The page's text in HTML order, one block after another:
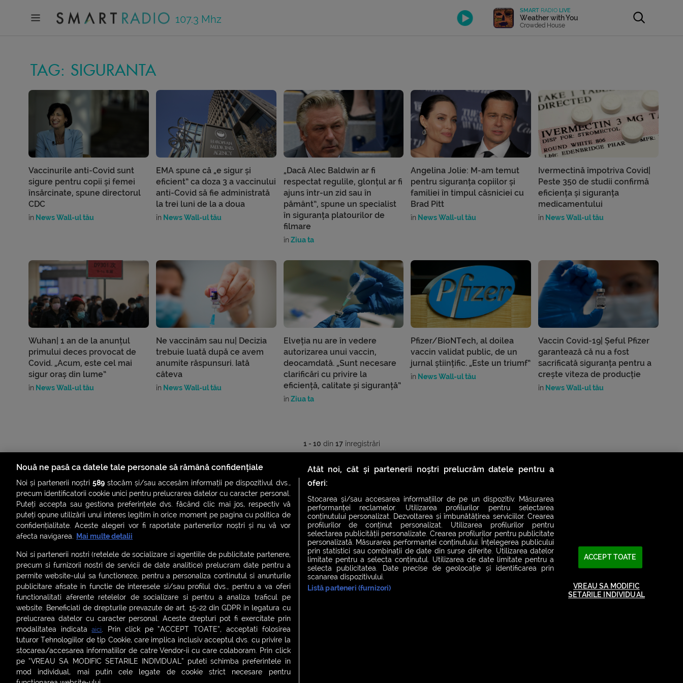
107.3 Mhz
SMART RADIO LIVE
Weather with You
Crowded House
TAG: SIGURANTA
Vaccinurile anti-Covid sunt
sigure pentru copii și femei
însărcinate, spune directorul
CDC
în News Wall-ul tău
EMA spune că „e sigur și
eficient” ca doza 3 a vaccinului
anti-Covid să fie administrată
la trei luni de la a doua
în News Wall-ul tău
„Dacă Alec Baldwin ar fi
respectat regulile, glonțul ar fi
ajuns într-un zid sau în
pământ”, spune un specialist
în siguranța platourilor de
filmare
în Ziua ta
Angelina Jolie: M-am temut
pentru siguranța copiilor și
familiei în timpul căsniciei cu
Brad Pitt
în News Wall-ul tău
Ivermectină împotriva Covid|
Peste 350 de studii confirmă
eficiența și siguranța
medicamentului
în News Wall-ul tău
Wuhan| 1 an de la anunțul
primului deces provocat de
Covid. „Acum, este cel mai
sigur oraș din lume”
în News Wall-ul tău
Ne vaccinăm sau nu| Decizia
trebuie luată după ce avem
anumite răspunsuri. Iată
câteva
în News Wall-ul tău
Elveția nu are în vedere
autorizarea unui vaccin,
deocamdată. „Sunt necesare
clarificări cu privire la
eficiență, calitate și siguranță”
în Ziua ta
Pfizer/BioNTech, al doilea
vaccin validat public, de un
jurnal științific. „Este un triumf”
în News Wall-ul tău
Vaccin Covid-19| Șeful Pfizer
garantează că nu a fost
sacrificată siguranța pentru a
crește viteza de producție
în News Wall-ul tău
1 - 10 din 17înregistrări
1 2
ȘTIRI SMART SHORTS LIVE FEVER BRUNCH FEVER NIGHT FEVER
ASCULTĂ ACUM RADIOURILE SMART
Termeni și condiții Politica de confidențialitate | Politica de cookies Contact
Contact:office@smartradio.ro
Nouă ne pasă ca datele tale personale să rămână confidențiale
Noi și partenerii noștri589 stocăm și/sau accesăm informații pe dispozitivul dvs.,
precum identificatorii cookie unici pentru prelucrarea datelor cu caracter personal.
Puteți accepta sau gestiona preferințele dvs. făcând clic mai jos, respectiv vă
puteți opune utilizării unui interes legitim în orice moment pe pagina cu politica de
confidențialitate. Aceste alegeri vor fi raportate partenerilor noștri și nu vă vor
afecta navigarea. Mai multe detalii
Noi si partenerii nostri (retelele de socializare si agentiile de publicitate partenere,
precum si furnizorii nostri de servicii de date analitice) prelucram date pentru a
permite website-ului sa functioneze, pentru a personaliza continutul si anunturile
publicitare afisate in functie de interesele si/sau profilul dvs., pentru a va oferi
functionalitati aferente retelelor de socializare si pentru a analiza traficul pe
website. Beneficiati de drepturile prevazute de art. 15-22 din GDPR in legatura cu
prelucrarea datelor cu caracter personal. Aceste drepturi pot fi exercitate prin
modalitatea indicataaici. Prin click pe “ACCEPT TOATE”, acceptati folosirea
tuturor Tehnologiilor de tip Cookie, care implica inclusiv acceptul dvs. cu privire la
stocarea/accesarea informatiilor de catre Vendor-ii cu care colaboram. Prin click
pe “VREAU SA MODIFIC SETARILE INDIVIDUAL” puteti schimba preferintele in
mod individual, mai putin cele legate de cookie strict necesare pentru
Atât noi, cât și partenerii noștri prelucrăm datele pentru a
oferi:
Stocarea și/sau accesarea informațiilor de pe un dispozitiv. Măsurarea
performanței reclamelor. Utilizarea profilurilor pentru selectarea
conținutului personalizat. Dezvoltarea și îmbunătățirea serviciilor. Crearea
profilurilor de conținut personalizat. Utilizarea profilurilor pentru
selectarea publicității personalizate. Crearea profilurilor pentru publicitate
personalizată. Măsurarea performanței conținutului. Înțelegerea publicului
prin statistici sau combinații de date din surse diferite. Utilizarea datelor
limitate pentru a selecta conținutul. Utilizarea de date limitate pentru a
selecta publicitatea. Date precise de geolocație și identificarea prin
scanarea dispozitivului.
Listă parteneri (furnizori)
ACCEPT TOATE
VREAU SA MODIFIC
SETARILE INDIVIDUAL